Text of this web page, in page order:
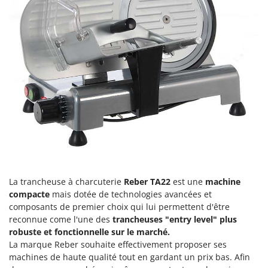
Groupes électrogènes
Gyrobroyeurs à lame pour tracteur
Haches - Cognées et Hachettes
Hachoirs à viande
Herses à Dents
Herses Rotatives
Lames à neige
Lave-vitres
Lieuses électriques pour vignes
M
Machines à pâtes
EcoFlow
Edilmark
Effeuno
Einhell
Elegen
Energy Gruppi
Enotecnica Pillan
Eurosystems
F
FAC
Fama Industrie
Famag
La trancheuse à charcuterie Reber TA22 est une machine
compacte mais dotée de technologies avancées et
composants de premier choix qui lui permettent d'être
reconnue come l'une des trancheuses "entry level" plus
robuste et fonctionnelle sur le marché.
La marque Reber souhaite effectivement proposer ses
machines de haute qualité tout en gardant un prix bas. Afin